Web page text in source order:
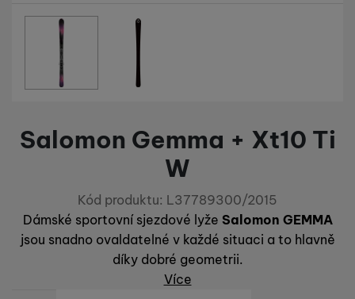
Salomon Gemma + Xt10 Ti
W
Kód produktu: L37789300/2015
Dámské sportovní sjezdové lyže Salomon GEMMA
jsou snadno ovaldatelné v každé situaci a to hlavně
díky dobré geometrii.
Více
Fotografie